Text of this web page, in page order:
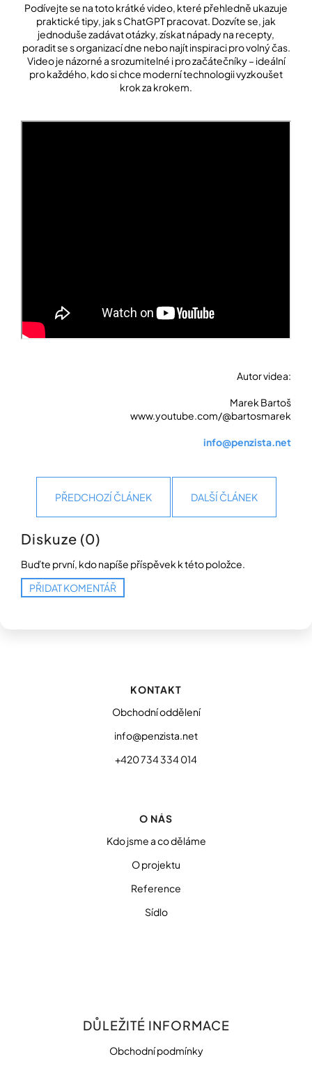
Podívejte se na toto krátké video, které přehledně ukazuje
praktické tipy, jak s ChatGPT pracovat. Dozvíte se, jak
jednoduše zadávat otázky, získat nápady na recepty,
poradit se s organizací dne nebo najít inspiraci pro volný čas.
Video je názorné a srozumitelné i pro začátečníky – ideální
pro každého, kdo si chce moderní technologii vyzkoušet
krok za krokem.
Autor videa:
Marek Bartoš
www.youtube.com/@bartosmarek
info@penzista.net
PŘEDCHOZÍ ČLÁNEK DALŠÍ ČLÁNEK
Diskuze (0)
Buďte první, kdo napíše příspěvek k této položce.
PŘIDAT KOMENTÁŘ
KONTAKT
Obchodní oddělení
info@penzista.net
+420 734 334 014
O NÁS
Kdo jsme a co děláme
O projektu
Reference
Sídlo
DŮLEŽITÉ INFORMACE
Obchodní podmínky